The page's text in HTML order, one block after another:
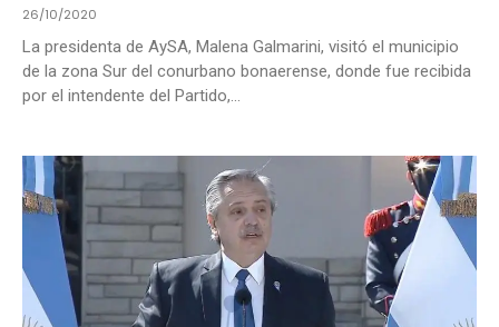
26/10/2020
La presidenta de AySA, Malena Galmarini, visitó el municipio
de la zona Sur del conurbano bonaerense, donde fue recibida
por el intendente del Partido,...